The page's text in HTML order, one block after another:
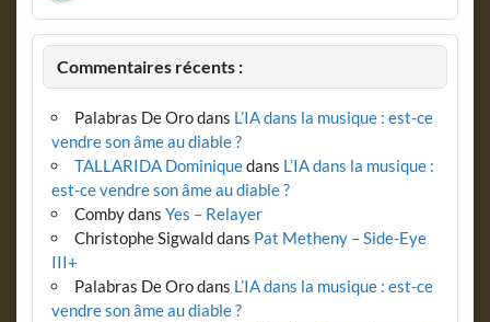
Commentaires récents :
Palabras De Orodans L’IA dans la musique : est-ce
vendre son âme au diable ?
TALLARIDA Dominiquedans L’IA dans la musique :
est-ce vendre son âme au diable ?
Combydans Yes – Relayer
Christophe Sigwalddans Pat Metheny – Side-Eye
III+
Palabras De Orodans L’IA dans la musique : est-ce
vendre son âme au diable ?